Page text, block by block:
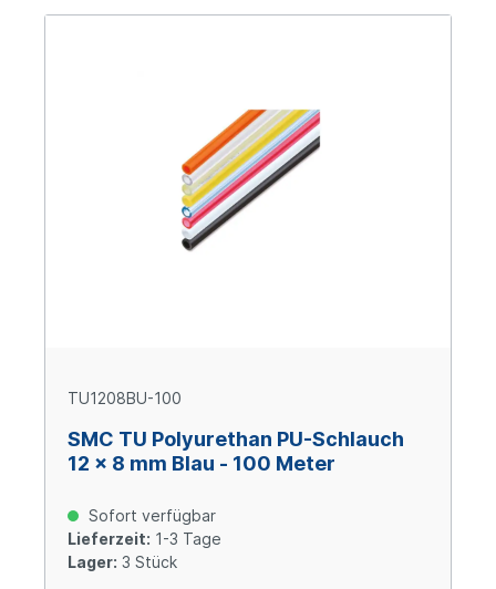
TU1208BU-100
SMC TU Polyurethan PU-Schlauch
12 x 8 mm Blau - 100 Meter
Sofort verfügbar
Lieferzeit: 1-3 Tage
Lager: 3 Stück